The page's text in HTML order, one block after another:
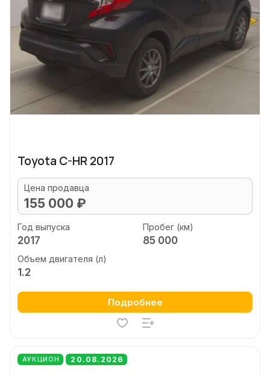
Toyota C-HR 2017
Цена продавца
155 000 ₽
Год выпуска
2017
Пробег (км)
85 000
Объем двигателя (л)
1.2
Подробнее
АУКЦИОН 20.08.2026